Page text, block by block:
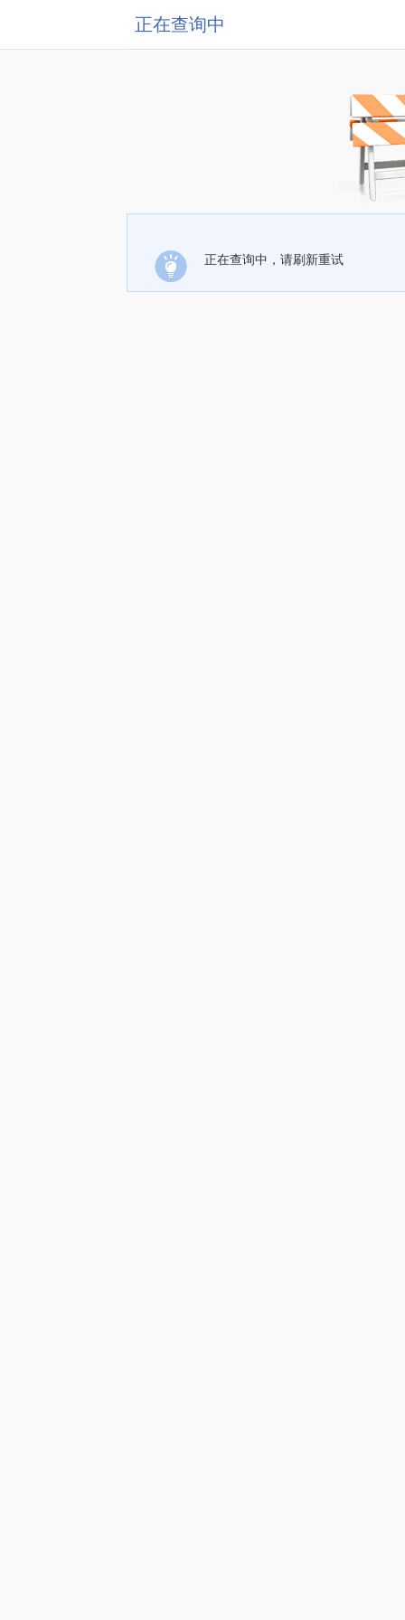
正在查询中
正在查询中，请刷新重试